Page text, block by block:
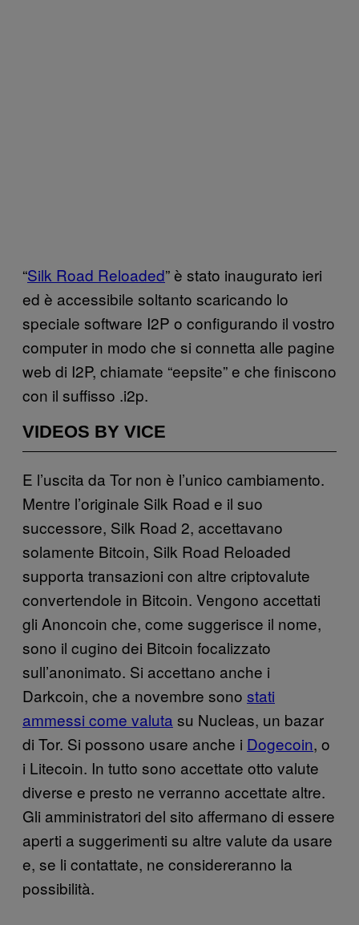
“Silk Road Reloaded” è stato inaugurato ieri
ed è accessibile soltanto scaricando lo
speciale software I2P o configurando il vostro
computer in modo che si connetta alle pagine
web di I2P, chiamate “eepsite” e che finiscono
con il suffisso .i2p.
VIDEOS BY VICE
E l’uscita da Tor non è l’unico cambiamento.
Mentre l’originale Silk Road e il suo
successore, Silk Road 2, accettavano
solamente Bitcoin, Silk Road Reloaded
supporta transazioni con altre criptovalute
convertendole in Bitcoin. Vengono accettati
gli Anoncoin che, come suggerisce il nome,
sono il cugino dei Bitcoin focalizzato
sull’anonimato. Si accettano anche i
Darkcoin, che a novembre sono stati
ammessi come valuta su Nucleas, un bazar
di Tor. Si possono usare anche i Dogecoin, o
i Litecoin. In tutto sono accettate otto valute
diverse e presto ne verranno accettate altre.
Gli amministratori del sito affermano di essere
aperti a suggerimenti su altre valute da usare
e, se li contattate, ne considereranno la
possibilità.